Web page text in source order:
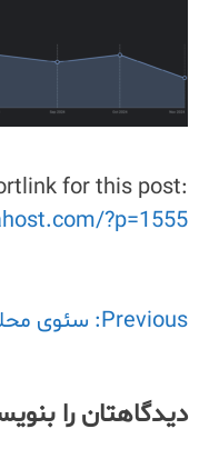
for this post:
?p=1555
راهبری
Previous: سئوی
دیدگاهتان را